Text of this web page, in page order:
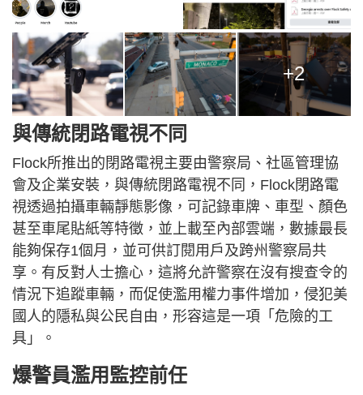
+2
與傳統閉路電視不同
Flock所推出的閉路電視主要由警察局、社區管理協
會及企業安裝，與傳統閉路電視不同，Flock閉路電
視透過拍攝車輛靜態影像，可記錄車牌、車型、顏色
甚至車尾貼紙等特徵，並上載至內部雲端，數據最長
能夠保存1個月，並可供訂閱用戶及跨州警察局共
享。有反對人士擔心，這將允許警察在沒有搜查令的
情況下追蹤車輛，而促使濫用權力事件增加，侵犯美
國人的隱私與公民自由，形容這是一項「危險的工
具」。
爆警員濫用監控前任